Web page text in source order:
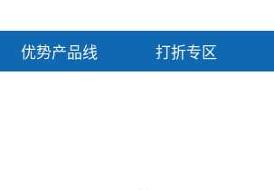
优势产品线 打折专区